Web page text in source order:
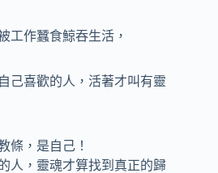
工作蠶食鯨吞生活，
己喜歡的人，活著才叫有靈
條，是自己！
人，靈魂才算找到真正的歸